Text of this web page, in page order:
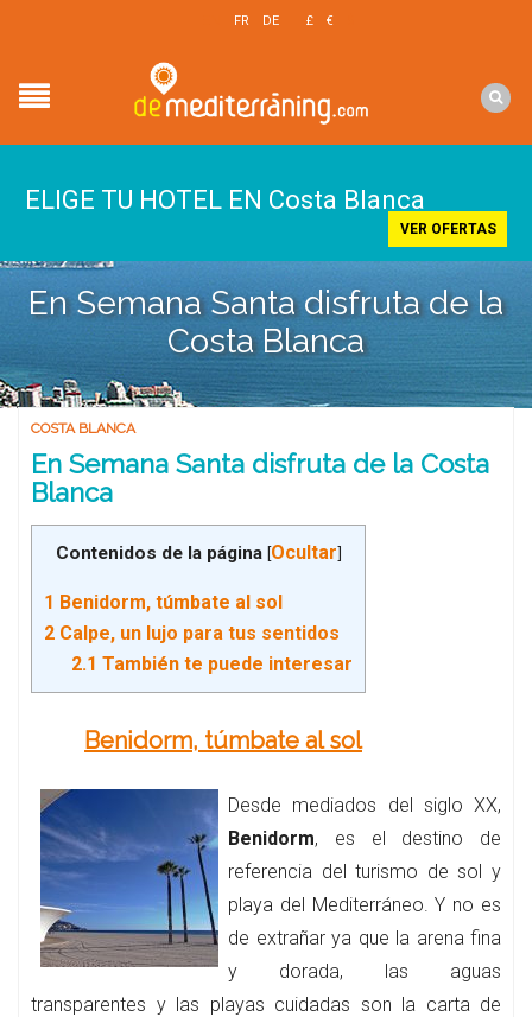
FR DE £ €
ELIGE TU HOTEL EN Costa Blanca
VER OFERTAS
En Semana Santa disfruta de la
Costa Blanca
COSTA BLANCA
En Semana Santa disfruta de la Costa
Blanca
Contenidos de la página [Ocultar]
1 Benidorm, túmbate al sol
2 Calpe, un lujo para tus sentidos
2.1 También te puede interesar
Benidorm, túmbate al sol
Desde mediados del siglo XX,
Benidorm, es el destino de
referencia del turismo de sol y
playa del Mediterráneo. Y no es
de extrañar ya que la arena fina
y dorada, las aguas
transparentes y las playas cuidadas son la carta de